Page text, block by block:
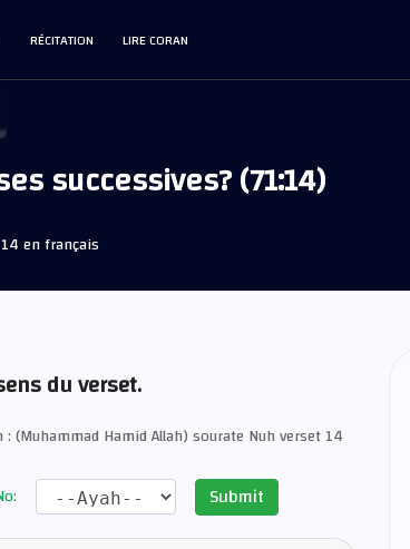
LIRE CORAN
RÉCITATION
successives? (71:14)
en français
du verset.
(Muhammad Hamid Allah) sourate Nuh verset 14
Submit